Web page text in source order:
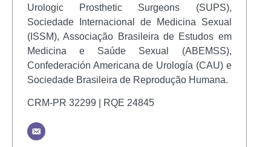
Urologic Prosthetic Surgeons (SUPS),
Sociedade Internacional de Medicina Sexual
(ISSM), Associação Brasileira de Estudos em
Medicina e Saúde Sexual (ABEMSS),
Confederación Americana de Urología (CAU) e
Sociedade Brasileira de Reprodução Humana.
CRM-PR 32299 | RQE 24845